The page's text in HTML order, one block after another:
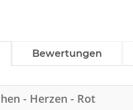
Bewertungen
- Herzen - Rot